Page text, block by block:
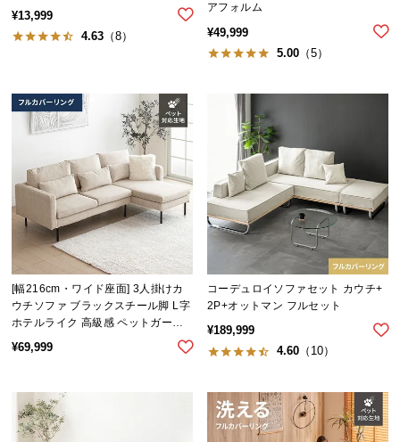
シ
ド
お
払
い
つ
て
配
¥13,999
4.63 （8）
アフォルム
¥49,999
5.00 （5）
[幅216cm・ワイド座面] 3人掛けカ
ウチソファ ブラックスチール脚 L字
ホテルライク 高級感 ペットガード
生地 フルカバーリング
¥69,999
コーデュロイソファセット カウチ+
2P+オットマン フルセット
¥189,999
4.60 （10）